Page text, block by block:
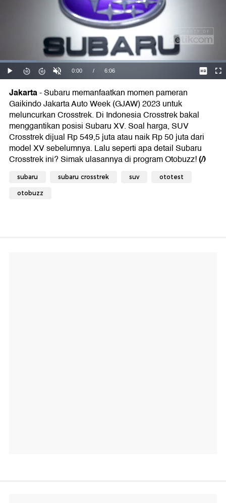
Jakarta- Subaru memanfaatkan momen pameran
Gaikindo Jakarta Auto Week (GJAW) 2023 untuk
meluncurkan Crosstrek. Di Indonesia Crosstrek bakal
menggantikan posisi Subaru XV. Soal harga, SUV
Crosstrek dijual Rp 549,5 juta atau naik Rp 50 juta dari
model XV sebelumnya. Lalu seperti apa detail Subaru
Crosstrek ini? Simak ulasannya di program Otobuzz!(/)
subaru subaru crosstrek suv ototest
otobuzz